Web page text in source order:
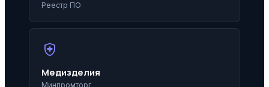
Реестр ПО
health_and_safety
Медизделия
Минпромторг